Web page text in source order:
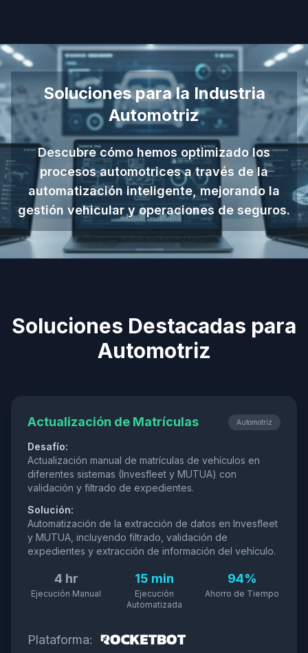
Soluciones para la Industria
Automotriz
Descubre cómo hemos optimizado los
procesos automotrices a través de la
automatización inteligente, mejorando la
gestión vehicular y operaciones de seguros.
Soluciones Destacadas para
Automotriz
Actualización de Matrículas Automotriz
Desafío:
Actualización manual de matrículas de vehículos en
diferentes sistemas (Invesfleet y MUTUA) con
validación y filtrado de expedientes.
Solución:
Automatización de la extracción de datos en Invesfleet
y MUTUA, incluyendo filtrado, validación de
expedientes y extracción de información del vehículo.
4 hr
Ejecución Manual
15 min
Ejecución
Automatizada
94%
Ahorro de Tiempo
Plataforma: